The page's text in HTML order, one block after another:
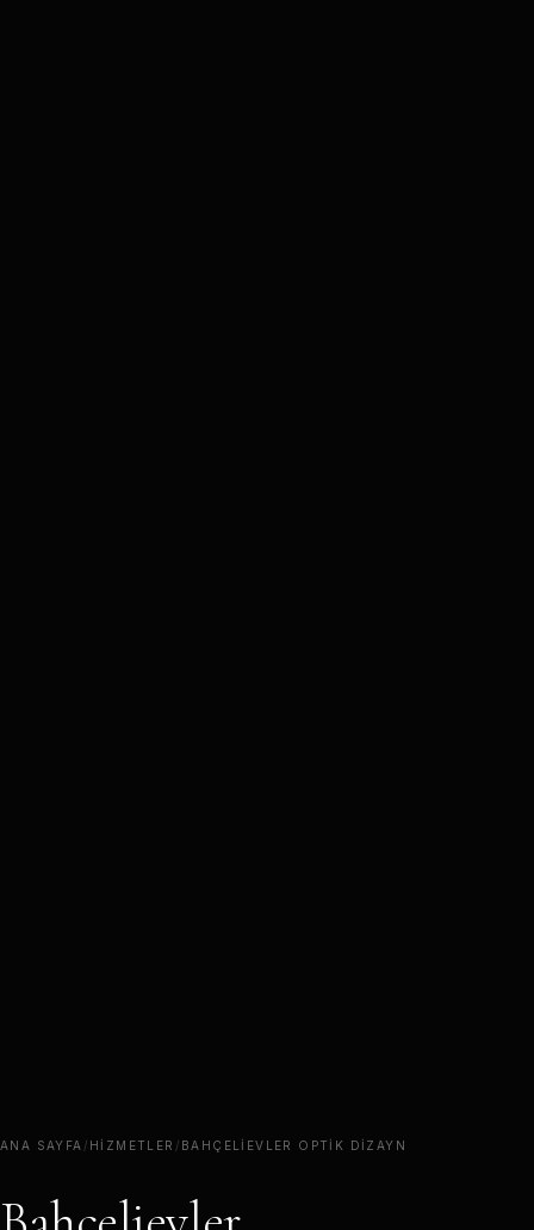
ANA SAYFA / HIZMETLER / BAHÇELIEVLER OPTIK DIZAYN